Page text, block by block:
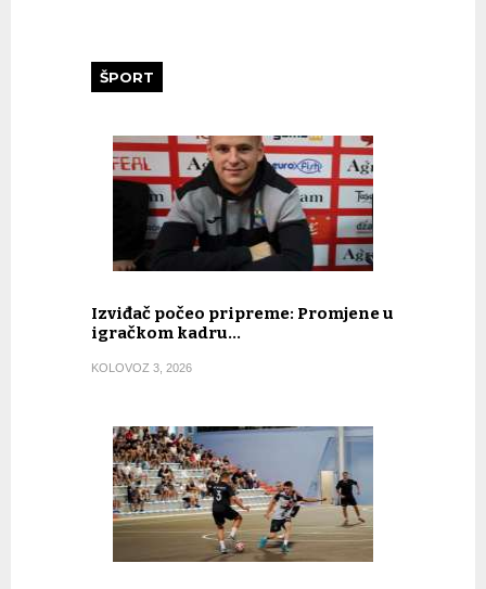
ŠPORT
Izviđač počeo pripreme: Promjene u
igračkom kadru…
KOLOVOZ 3, 2026